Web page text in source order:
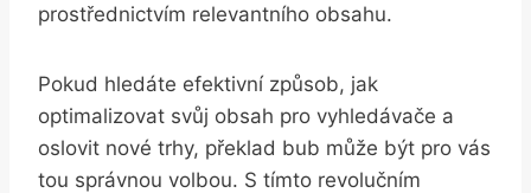
prostřednictvím relevantního obsahu.
Pokud hledáte ⁣efektivní způsob, jak
optimalizovat svůj obsah pro ​vyhledávače a
oslovit nové ⁤trhy,‌ překlad bub může být pro vás
tou ⁤správnou volbou.⁣ S tímto revolučním